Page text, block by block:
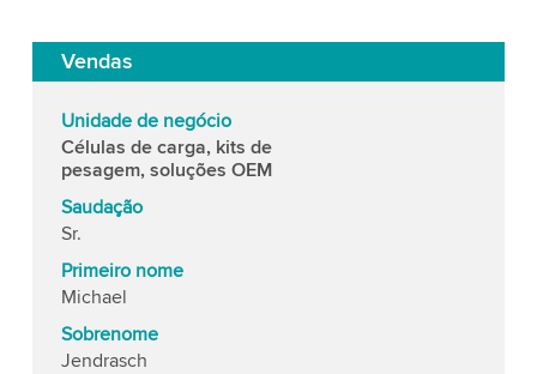
Vendas
Unidade de negócio
Células de carga, kits de
pesagem, soluções OEM
Saudação
Sr.
Primeiro nome
Michael
Sobrenome
Jendrasch